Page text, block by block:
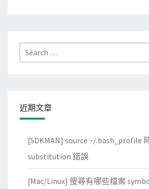
.
c
o
用
交
易
Search
for:
近期文章
[SDKMAN] source ~/.bash_profile
substitution 錯誤
[Mac/Linux] 搜尋有哪些檔案